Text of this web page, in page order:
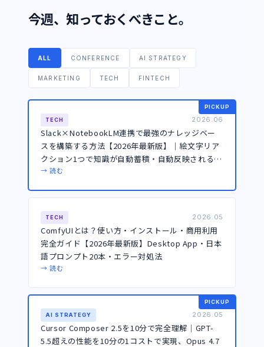
今週、知っておくべきこと。
ALL CONFERENCE AI STRATEGY
MARKETING TECH FINTECH
PICKUP
TECH
2026.06
Slack×NotebookLM連携で最強のナレッジベー
スを構築する方法【2026年最新版】｜絵文字リア
クション1つで知識が自動蓄積・自動反映される仕
組み
→ 読む
TECH 2026.05
ComfyUIとは？使い方・インストール・商用利用
完全ガイド【2026年最新版】Desktop App・日本
語プロンプト20本・エラー対処法
→ 読む
PICKUP
AI STRATEGY
2026.05
Cursor Composer 2.5を10分で完全理解｜GPT-
5.5超えの性能を10分の1コストで実現、Opus 4.7